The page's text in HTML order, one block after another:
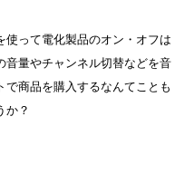
って電化製品のオン・オフは
音量やチャンネル切替などを音
商品を購入するなんてことも
か？